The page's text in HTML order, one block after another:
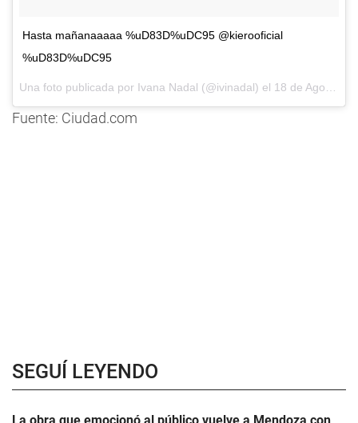
Hasta mañanaaaaa %uD83D%uDC95 @kierooficial
%uD83D%uDC95
Una foto publicada por Ivana Nadal (@ivinadal) el 18 de Ago de 2016 a la(s) 7:33 PDT
Fuente: Ciudad.com
SEGUÍ LEYENDO